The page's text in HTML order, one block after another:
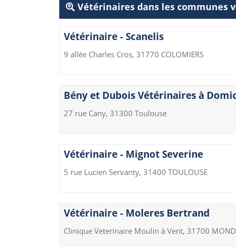
Vétérinaires dans les communes
Vétérinaire - Scanelis
9 allée Charles Cros, 31770 COLOMIERS
Bény et Dubois Vétérinaires à
27 rue Cany, 31300 Toulouse
Vétérinaire - Mignot Severine
5 rue Lucien Servanty, 31400 TOULOUSE
Vétérinaire - Moleres Bertrand
Clinique Veterinaire Moulin à Vent, 31700